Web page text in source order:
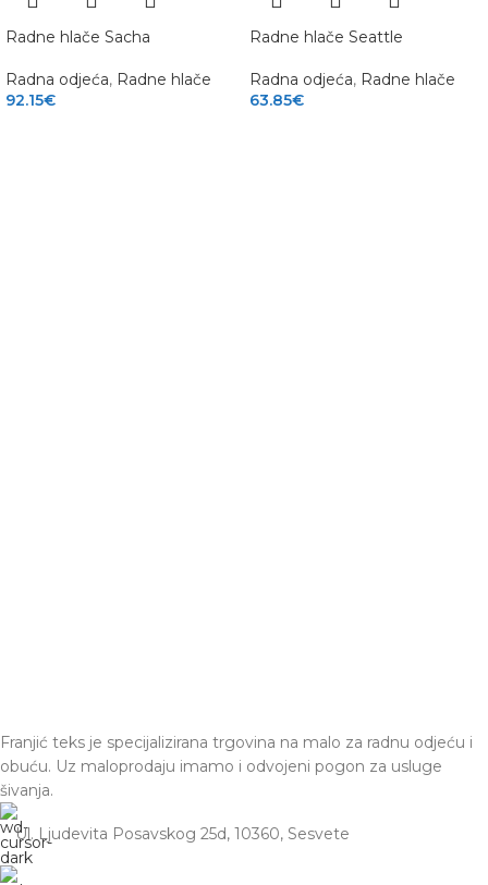
Radne hlače Sacha
Radna odjeća, Radne hlače
92.15€
Radne hlače Seattle
Radna odjeća, Radne hlače
63.85€
Franjić teks je specijalizirana trgovina na malo za radnu odjeću i
obuću. Uz maloprodaju imamo i odvojeni pogon za usluge
šivanja.
Ul. Ljudevita Posavskog 25d, 10360, Sesvete